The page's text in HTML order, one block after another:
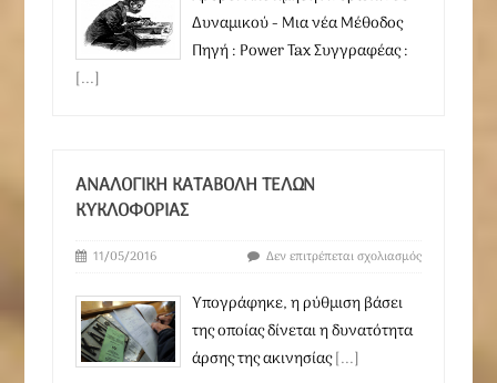
Δυναμικού - Μια νέα Μέθοδος
Πηγή : Power Tax Συγγραφέας :
[...]
ΑΝΑΛΟΓΙΚΉ ΚΑΤΑΒΟΛΉ ΤΕΛΏΝ
ΚΥΚΛΟΦΟΡΊΑΣ
11/05/2016 Δεν επιτρέπεται σχολιασμός
Υπογράφηκε, η ρύθμιση βάσει
της οποίας δίνεται η δυνατότητα
άρσης της ακινησίας[...]